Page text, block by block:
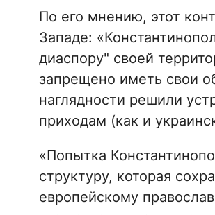
По его мнению, этот
Западе:
диаспору" своей
запрещено иметь свои
наглядности решили
приходам (как и
«Попытка
структуру, которая
европейскому